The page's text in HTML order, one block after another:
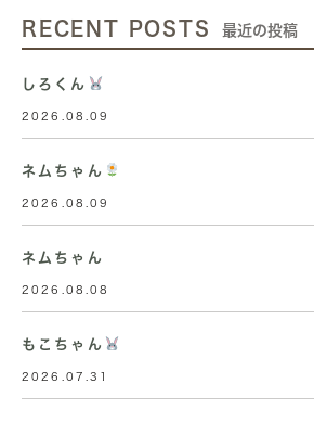
RECENT POSTS 最近の投稿
しろくん
2026.08.09
ネムちゃん
2026.08.09
ネムちゃん
2026.08.08
もこちゃん
2026.07.31